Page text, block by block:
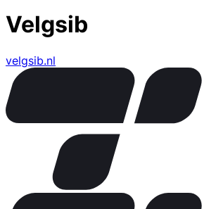
Velgsib
velgsib.nl